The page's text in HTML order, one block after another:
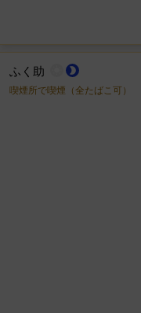
ふく助 brightness_2
喫煙所で喫煙（全たばこ可）